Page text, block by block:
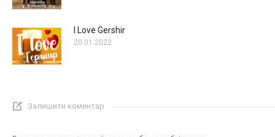
I Love Gershir
20.01.2022
Залишити коментар